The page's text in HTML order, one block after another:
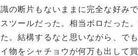
識の断片もないままに完全な好み
スツールだった。相当ボロだった
た。結構するなと思いながら、で
イ物をシャチョウが何万も出して